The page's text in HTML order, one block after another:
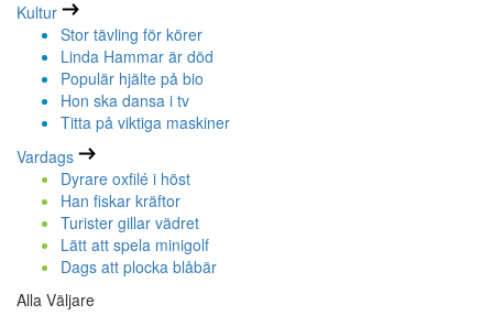
Kultur
Stor tävling för körer
Linda Hammar är död
Populär hjälte på bio
Hon ska dansa i tv
Titta på viktiga maskiner
Vardags
Dyrare oxfilé i höst
Han fiskar kräftor
Turister gillar vädret
Lätt att spela minigolf
Dags att plocka blåbär
Alla Väljare